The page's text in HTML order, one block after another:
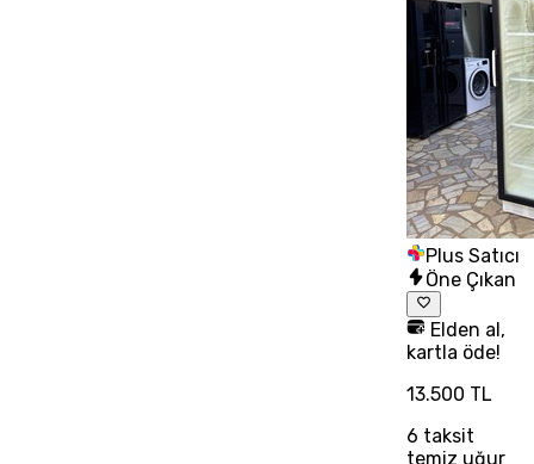
Plus Satıcı
Öne Çıkan
Elden al,
kartla öde!
13.500 TL
6 taksit
temiz uğur